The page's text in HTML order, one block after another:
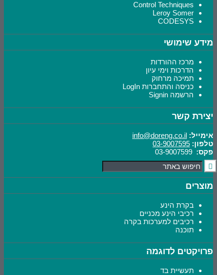
Control Techniques
Leroy Somer
CODESYS
מידע שימושי
מרכז ההורדות
הדרכות וימי עיון
תמיכה מרחוק
כניסה והתחברות LogIn
הרשמה Signin
יצירת קשר
אימייל: info@doreng.co.il
טלפון: 03-9007595
פקס:
מוצרים
בקרת הינע
רכיבי הינע מכניים
רכיבים למערכות בקרה
תוכנה
פרויקטים לדוגמה
תעשיית בד